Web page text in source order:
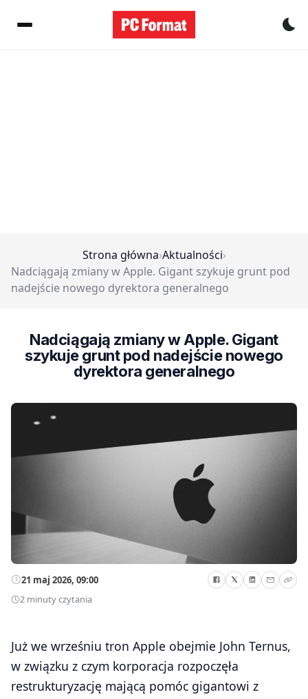
Strona główna›Aktualności›
Nadciągają zmiany w Apple. Gigant szykuje grunt pod
nadejście nowego dyrektora generalnego
Nadciągają zmiany w Apple. Gigant
szykuje grunt pod nadejście nowego
dyrektora generalnego
21 maj 2026, 09:00
2 minuty czytania
Już we wrześniu tron Apple obejmie John Ternus,
w związku z czym korporacja rozpoczęła
restrukturyzację mającą pomóc gigantowi z